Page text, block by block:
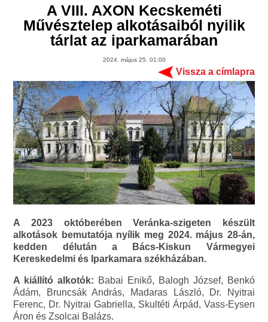
A VIII. AXON Kecskeméti
Művésztelep alkotásaiból nyilik
tárlat az iparkamarában
2024. május 25. 01:00
Vissza a címlapra
A 2023 októberében Veránka-szigeten készült
alkotások bemutatója nyílik meg 2024. május 28-án,
kedden délután a Bács-Kiskun Vármegyei
Kereskedelmi és Iparkamara székházában.
A kiállító alkotók: Babai Enikő, Balogh József, Benkó
Ádám, Bruncsák András, Madaras László, Dr. Nyitrai
Ferenc, Dr. Nyitrai Gabriella, Skultéti Árpád, Vass-Eysen
Áron és Zsolcai Balázs.